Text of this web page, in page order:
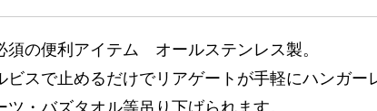
須の便利アイテム オールステンレス製。
ビスで止めるだけでリアゲートが手軽にハンガー